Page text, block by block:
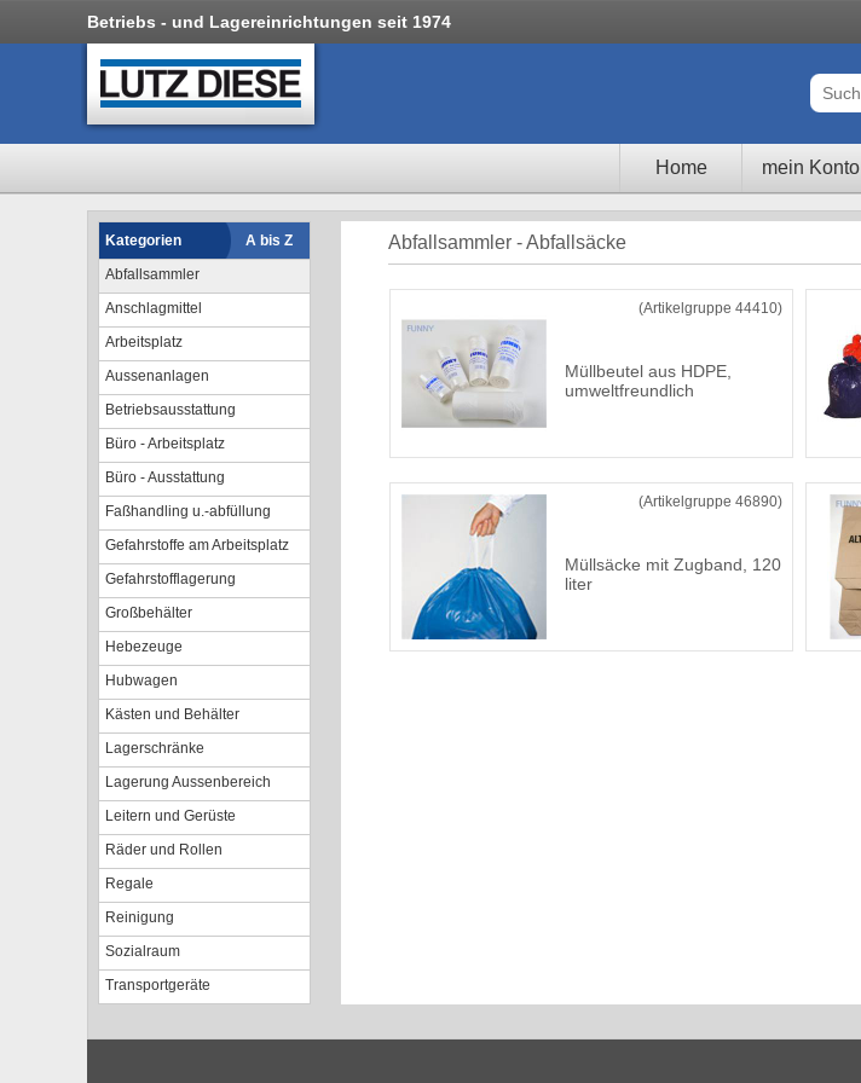
Betriebs - und Lagereinrichtungen seit 1974
Home mein Konto
Kategorien
A bis Z
Abfallsammler
Anschlagmittel
Arbeitsplatz
Aussenanlagen
Betriebsausstattung
Büro - Arbeitsplatz
Büro - Ausstattung
Faßhandling u.-abfüllung
Gefahrstoffe am Arbeitsplatz
Gefahrstofflagerung
Großbehälter
Hebezeuge
Hubwagen
Kästen und Behälter
Lagerschränke
Lagerung Aussenbereich
Leitern und Gerüste
Räder und Rollen
Regale
Reinigung
Sozialraum
Transportgeräte
Abfallsammler - Abfallsäcke
(Artikelgruppe 44410)
Müllbeutel aus HDPE,
umweltfreundlich
(Artikelgruppe 46890)
Müllsäcke mit Zugband, 120
liter